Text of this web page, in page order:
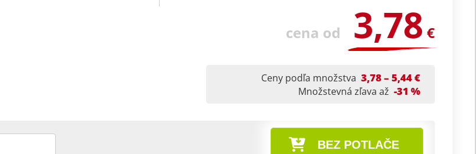
cena od 3,78 €
Ceny podľa množstva 3,78 – 5,44 €
Množstevná zľava až -31 %
BEZ POTLAČE